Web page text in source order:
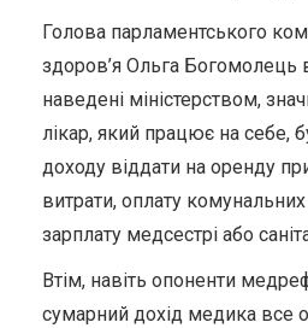
Голова парламентського
здоров’я Ольга
наведені міністерством,
лікар, який працює на себе,
доходу віддати на оренду
витрати, оплату комунальних
зарплату медсестрі або
Втім, навіть опоненти
сумарний дохід медика все